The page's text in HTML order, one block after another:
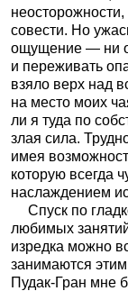
совести. Но
ощущение — ни
и переживать
взяло верх над
на место моих
ли я туда по
злая сила.
имея
которую всегда
наслаждением
Спуск по
любимых
изредка можно
занимаются
Пудак-Гран мне